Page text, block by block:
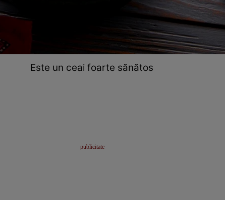
Este un ceai foarte sănătos